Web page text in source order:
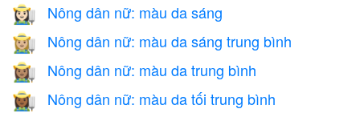
👩🏻‍🌾 Nông dân nữ: màu da sáng
👩🏼‍🌾 Nông dân nữ: màu da sáng trung bình
👩🏽‍🌾 Nông dân nữ: màu da trung bình
👩🏾‍🌾 Nông dân nữ: màu da tối trung bình